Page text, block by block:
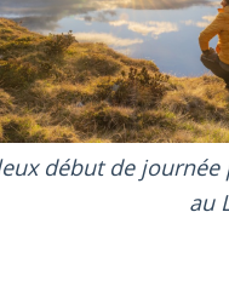
début de journée
au